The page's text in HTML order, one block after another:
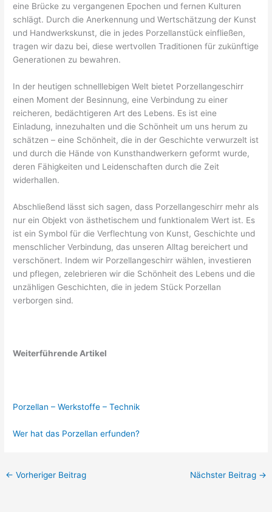
eine Brücke zu vergangenen Epochen und fernen Kulturen
schlägt. Durch die Anerkennung und Wertschätzung der Kunst
und Handwerkskunst, die in jedes Porzellanstück einfließen,
tragen wir dazu bei, diese wertvollen Traditionen für zukünftige
Generationen zu bewahren.
In der heutigen schnelllebigen Welt bietet Porzellangeschirr
einen Moment der Besinnung, eine Verbindung zu einer
reicheren, bedächtigeren Art des Lebens. Es ist eine
Einladung, innezuhalten und die Schönheit um uns herum zu
schätzen – eine Schönheit, die in der Geschichte verwurzelt ist
und durch die Hände von Kunsthandwerkern geformt wurde,
deren Fähigkeiten und Leidenschaften durch die Zeit
widerhallen.
Abschließend lässt sich sagen, dass Porzellangeschirr mehr als
nur ein Objekt von ästhetischem und funktionalem Wert ist. Es
ist ein Symbol für die Verflechtung von Kunst, Geschichte und
menschlicher Verbindung, das unseren Alltag bereichert und
verschönert. Indem wir Porzellangeschirr wählen, investieren
und pflegen, zelebrieren wir die Schönheit des Lebens und die
unzähligen Geschichten, die in jedem Stück Porzellan
verborgen sind.
Weiterführende Artikel
Porzellan – Werkstoffe – Technik
Wer hat das Porzellan erfunden?
← Vorheriger Beitrag Nächster Beitrag →